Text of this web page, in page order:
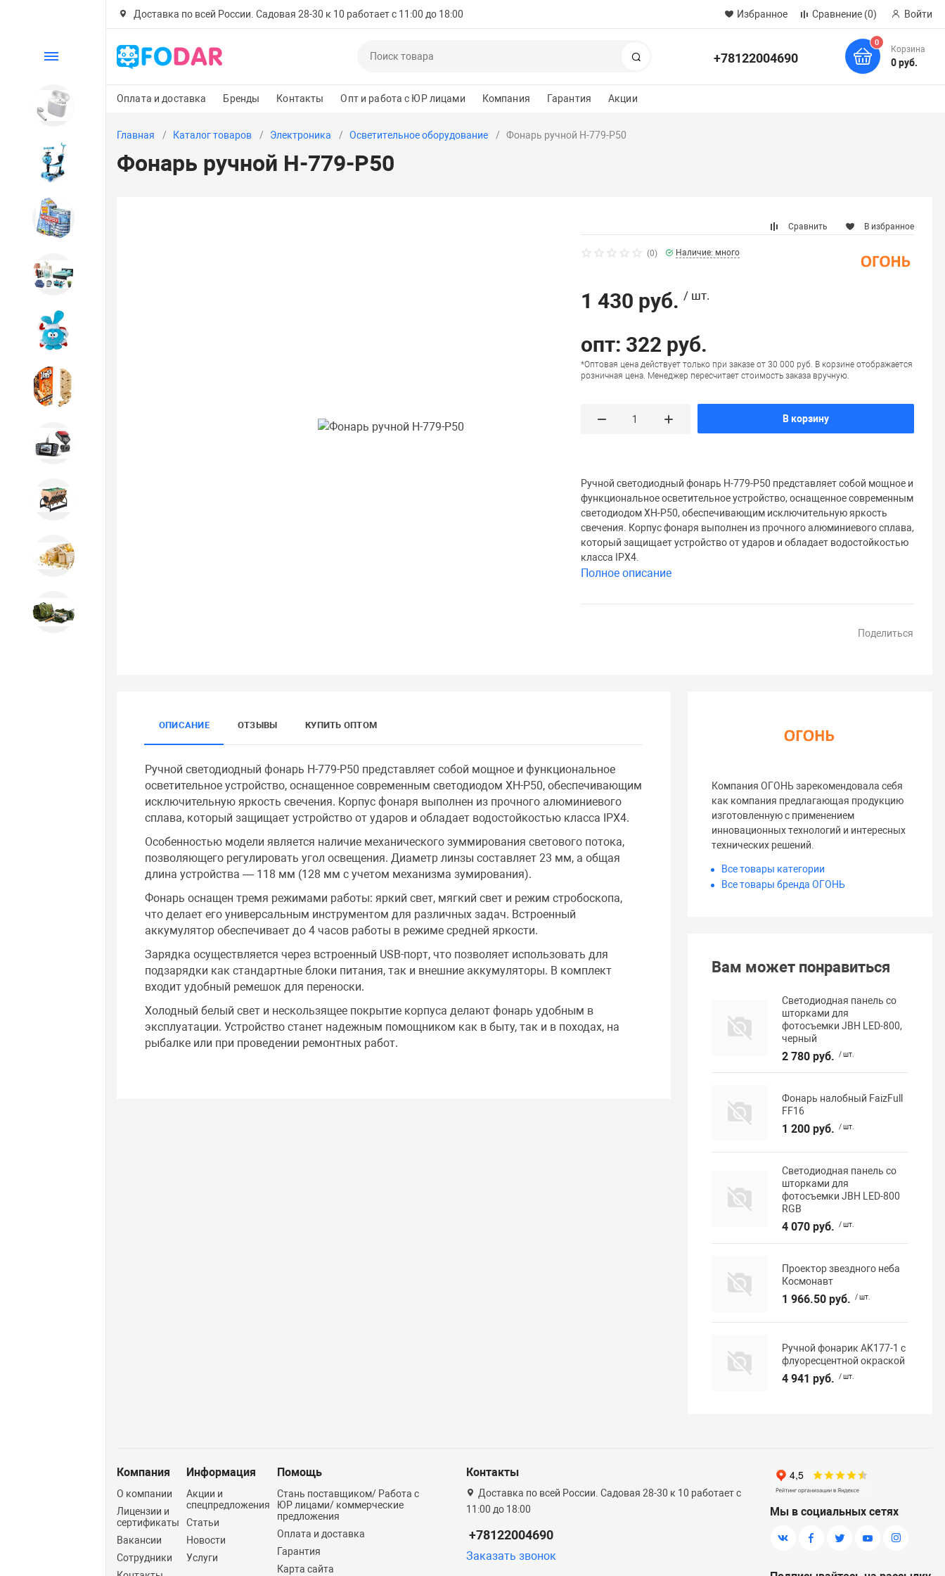
Доставка по всей России. Садовая 28-30 к 10 работает с 11:00 до 18:00 Избранное Сравнение (0) Войти
+78122004690
0
Корзина
0 руб.
Оплата и доставка Бренды Контакты Опт и работа с ЮР лицами Компания Гарантия Акции
Каталог
Электроника
Детский транспорт
Главная Каталог товаров Электроника Осветительное оборудование Фонарь ручной H-779-P50
Фонарь ручной H-779-P50
Сравнить В избранное
(0) Наличие: много
1 430 руб. / шт.
опт: 322 руб.
*Оптовая цена действует только при заказе от 30 000 руб. В корзине отображается
розничная цена. Менеджер пересчитает стоимость заказа вручную.
В корзину
Ручной светодиодный фонарь H-779-P50 представляет собой мощное и
функциональное осветительное устройство, оснащенное современным
светодиодом XH-P50, обеспечивающим исключительную яркость
свечения. Корпус фонаря выполнен из прочного алюминиевого сплава,
который защищает устройство от ударов и обладает водостойкостью
класса IPX4.
Полное описание
Поделиться
ОПИСАНИЕ ОТЗЫВЫ КУПИТЬ ОПТОМ
Ручной светодиодный фонарь H-779-P50 представляет собой мощное и функциональное
осветительное устройство, оснащенное современным светодиодом XH-P50, обеспечивающим
исключительную яркость свечения. Корпус фонаря выполнен из прочного алюминиевого
сплава, который защищает устройство от ударов и обладает водостойкостью класса IPX4.
Особенностью модели является наличие механического зуммирования светового потока,
позволяющего регулировать угол освещения. Диаметр линзы составляет 23 мм, а общая
длина устройства — 118 мм (128 мм с учетом механизма зумирования).
Фонарь оснащен тремя режимами работы: яркий свет, мягкий свет и режим стробоскопа,
что делает его универсальным инструментом для различных задач. Встроенный
аккумулятор обеспечивает до 4 часов работы в режиме средней яркости.
Зарядка осуществляется через встроенный USB-порт, что позволяет использовать для
подзарядки как стандартные блоки питания, так и внешние аккумуляторы. В комплект
входит удобный ремешок для переноски.
Холодный белый свет и нескользящее покрытие корпуса делают фонарь удобным в
эксплуатации. Устройство станет надежным помощником как в быту, так и в походах, на
рыбалке или при проведении ремонтных работ.
Компания ОГОНЬ зарекомендовала себя
как компания предлагающая продукцию
изготовленную с применением
инновационных технологий и интересных
технических решений.
Все товары категории
Все товары бренда ОГОНЬ
Вам может понравиться
Светодиодная панель со
шторками для
фотосъемки JBH LED-800,
черный
2 780 руб. / шт.
Фонарь налобный FaizFull
FF16
1 200 руб. / шт.
Светодиодная панель со
шторками для
фотосъемки JBH LED-800
RGB
4 070 руб. / шт.
Проектор звездного неба
Космонавт
1 966.50 руб. / шт.
Ручной фонарик AK177-1 с
флуоресцентной окраской
4 941 руб. / шт.
Компания
О компании
Лицензии и
сертификаты
Вакансии
Сотрудники
Информация
Акции и
спецпредложения
Статьи
Новости
Услуги
Помощь
Стань поставщиком/ Работа с
ЮР лицами/ коммерческие
предложения
Оплата и доставка
Гарантия
Карта сайта
Контакты
Доставка по всей России. Садовая 28-30 к 10 работает с
11:00 до 18:00
+78122004690
Заказать звонок
Мы в социальных сетях